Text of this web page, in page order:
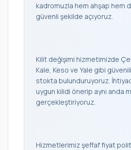
kadromuzla hem ahşap hem
güvenli şekilde açıyoruz.
Kilit değişimi hizmetimizde
Kale, Keso ve Yale gibi
stokta bulunduruyoruz.
uygun kilidi önerip aynı anda
gerçekleştiriyoruz.
Hizmetlerimiz şeffaf fiyat